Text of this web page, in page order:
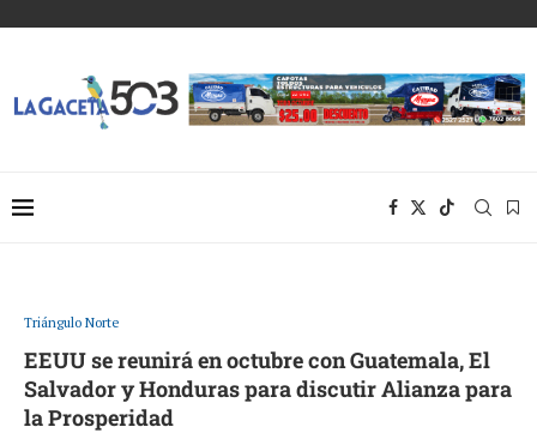
Triángulo Norte
EEUU se reunirá en octubre con Guatemala, El
Salvador y Honduras para discutir Alianza para
la Prosperidad